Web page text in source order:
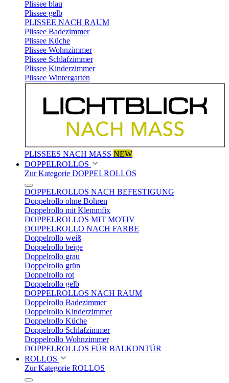
Plissee blau
Plissee gelb
PLISSEE NACH RAUM
Plissee Badezimmer
Plissee Küche
Plissee Wohnzimmer
Plissee Schlafzimmer
Plissee Kinderzimmer
Plissee Wintergarten
PLISSEES NACH MASS NEW
DOPPELROLLOS
Zur Kategorie DOPPELROLLOS
DOPPELROLLOS NACH BEFESTIGUNG
Doppelrollo ohne Bohren
Doppelrollo mit Klemmfix
DOPPELROLLOS MIT MOTIV
DOPPELROLLO NACH FARBE
Doppelrollo weiß
Doppelrollo beige
Doppelrollo grau
Doppelrollo grün
Doppelrollo rot
Doppelrollo gelb
DOPPELROLLOS NACH RAUM
Doppelrollo Badezimmer
Doppelrollo Kinderzimmer
Doppelrollo Küche
Doppelrollo Schlafzimmer
Doppelrollo Wohnzimmer
DOPPELROLLOS FÜR BALKONTÜR
ROLLOS
Zur Kategorie ROLLOS